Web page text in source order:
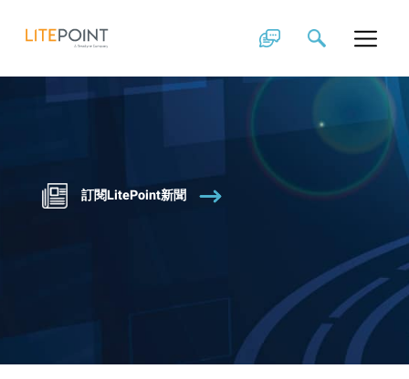
content
訂閱LitePoint新聞